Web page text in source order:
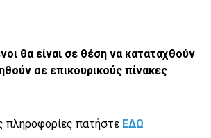
θα είναι σε θέση να καταταχθούν
σε επικουρικούς πίνακες
πληροφορίες πατήστε ΕΔΩ